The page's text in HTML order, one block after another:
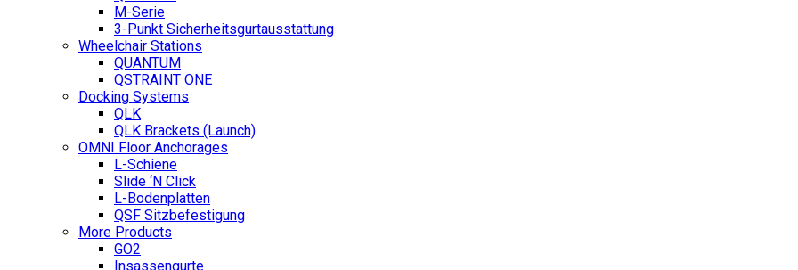
M-Serie
3-Punkt Sicherheitsgurtausstattung
Wheelchair Stations
QUANTUM
QSTRAINT ONE
Docking Systems
QLK
QLK Brackets (Launch)
OMNI Floor Anchorages
L-Schiene
Slide ‘N Click
L-Bodenplatten
QSF Sitzbefestigung
More Products
GO2
Insassengurte